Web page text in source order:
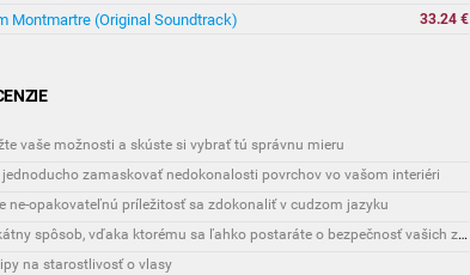
Montmartre (Original Soundtrack) 33.24 €
vaše možnosti a skúste si vybrať tú správnu mieru
jednoducho zamaskovať nedokonalosti povrchov vo vašom interiéri
ne-opakovateľnú príležitosť sa zdokonaliť v cudzom jazyku
Interesante: Unikátny spôsob, vďaka ktorému sa ľahko postaráte o bezpečnosť vašich zásielok
na starostlivosť o vlasy